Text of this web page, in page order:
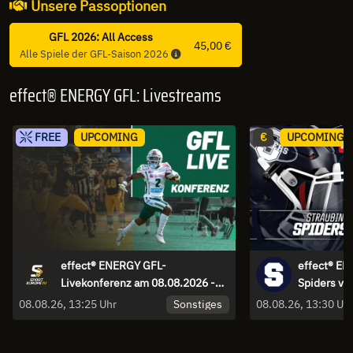
Unsere Passoptionen
GFL 2026: All Access
Alle Spiele der GFL-Saison 2026
45,00 €
effect® ENERGY GFL: Livestreams
FREE UPCOMING
effect® ENERGY GFL-
Livekonferenz am 08.08.2026 -
kommentiert von Constantin
Eckner und Carsten Spengemann
08.08.26, 13:25 Uhr Sonstiges
€ UPCOMING
effect®
Spiders
08.08.26, 13:30 Uhr